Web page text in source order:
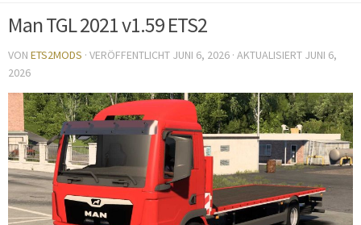
Man TGL 2021 v1.59 ETS2
VON ETS2MODS · VERÖFFENTLICHT JUNI 6, 2026 · AKTUALISIERT JUNI 6,
2026